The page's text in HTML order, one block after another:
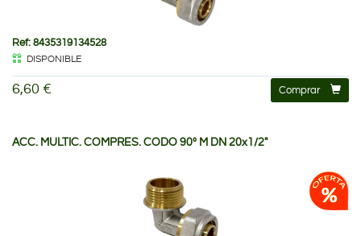
Ref: 8435319134528
DISPONIBLE
6,60 € Comprar
ACC. MULTIC. COMPRES. CODO 90º M DN 20x1/2"